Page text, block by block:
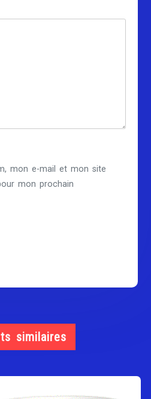
mon e-mail et mon site
mon prochain
similaires